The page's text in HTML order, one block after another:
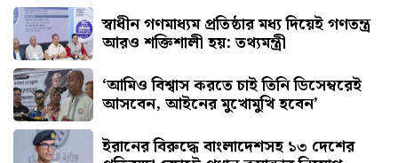
স্বাধীন গণমাধ্যম প্রতিষ্ঠার মধ্য দিয়েই গণতন্ত্র
আরও শক্তিশালী হয়: তথ্যমন্ত্রী
‘আমিও বিশ্বাস করতে চাই তিনি ডিসেম্বরেই
আসবেন, আইনের মুখোমুখি হবেন’
ইরানের বিরুদ্ধে বাংলাদেশসহ ১৩ দেশের